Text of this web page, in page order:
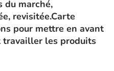
du marché,
revisitée.Carte
pour mettre en avant
les produits